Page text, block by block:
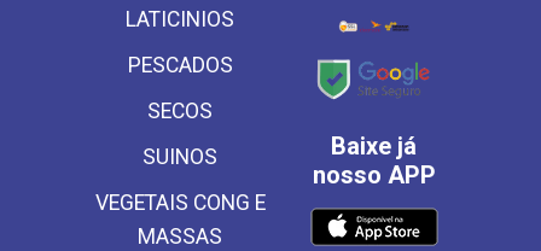
LATICINIOS
PESCADOS
SECOS
SUINOS
VEGETAIS CONG E
MASSAS
Baixe já
nosso APP